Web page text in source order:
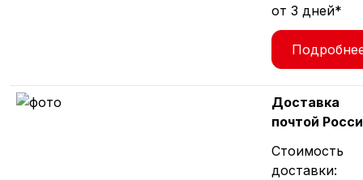
от 3 дней*
Доставка
почтой
Стоимость
доставки: